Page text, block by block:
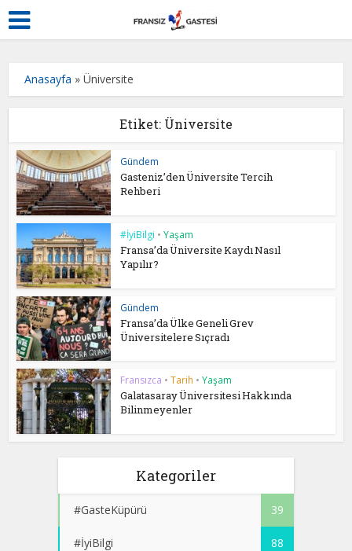
Anasayfa »Üniversite
Etiket: Üniversite
Gündem
Gasteniz’den Üniversite Tercih
Rehberi
#İyiBilgi • Yaşam
Fransa’da Üniversite Kaydı Nasıl
Yapılır?
Gündem
Fransa’da Ülke Geneli Grev
Üniversitelere Sıçradı
Fransızca • Tarih • Yaşam
Galatasaray Üniversitesi Hakkında
Bilinmeyenler
Kategoriler
#GasteKüpürü 39
#İyiBilgi 88